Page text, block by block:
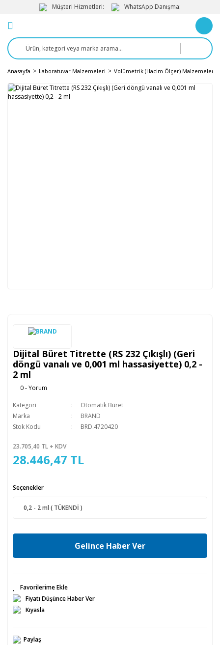
Müşteri Hizmetleri: WhatsApp Danışma:
Anasayfa Laboratuvar Malzemeleri Volümetrik (Hacim Ölçer) Malzemeler
Dijital Büret Titrette (RS 232 Çıkışlı) (Geri
döngü vanalı ve 0,001 ml hassasiyette) 0,2 -
2 ml
0 - Yorum
Kategori
Otomatik Büret
Marka
BRAND
Stok Kodu
BRD.4720420
23.705,40 TL + KDV
28.446,47 TL
Seçenekler
Gelince Haber Ver
Fiyatı Düşünce Haber Ver
Kıyasla
Paylaş